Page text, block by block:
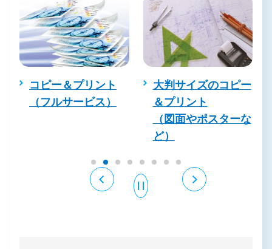
コピー＆プリント
（フルサービス）
大判サイズのコピー
＆プリント
（図面やポスターな
ど）